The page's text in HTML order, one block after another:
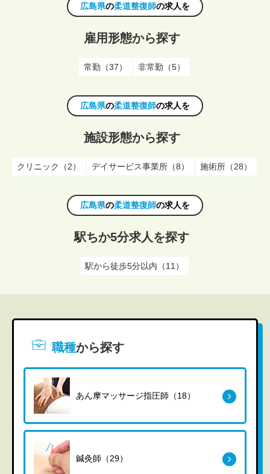
広島県の柔道整復師の求人を
雇用形態から探す
常勤（37） 非常勤（5）
広島県の柔道整復師の求人を
施設形態から探す
クリニック（2） デイサービス事業所（8） 施術所（28）
広島県の柔道整復師の求人を
駅ちか5分求人を探す
駅から徒歩5分以内（11）
職種から探す
あん摩マッサージ指圧師（18）
鍼灸師（29）